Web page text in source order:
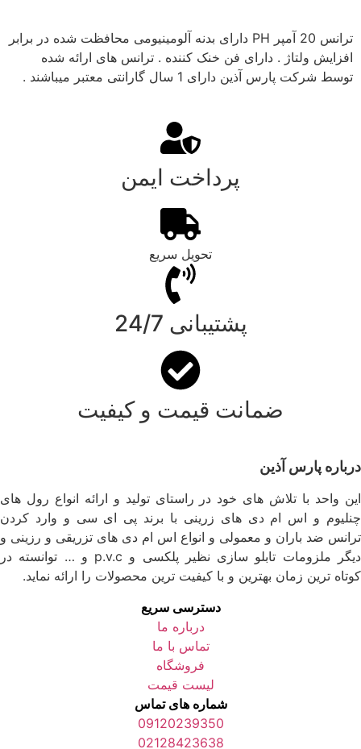
ترانس 20 آمپر PH دارای بدنه آلومینیومی محافظت شده در برابر
افزایش ولتاژ . دارای فن خنک کننده . ترانس های ارائه شده
توسط شرکت پارس آذین دارای 1 سال گارانتی معتبر میباشند .
پرداخت ایمن
تحویل سریع
پشتیبانی 24/7
ضمانت قیمت و کیفیت
درباره پارس آذین
این واحد با تلاش های خود در راستای تولید و ارائه انواع رول های
چنلیوم و اس ام دی های زرینی با برند پی ای سی و وارد کردن
ترانس ضد باران و معمولی و انواع اس ام دی های تزریقی و رزینی و
دیگر ملزومات تابلو سازی نظیر پلکسی و p.v.c و … توانسته در
کوتاه ترین زمان بهترین و با کیفیت ترین محصولات را ارائه نماید.
دسترسی سریع
درباره ما
تماس با ما
فروشگاه
لیست قیمت
شماره های تماس
09120239350
02128423638